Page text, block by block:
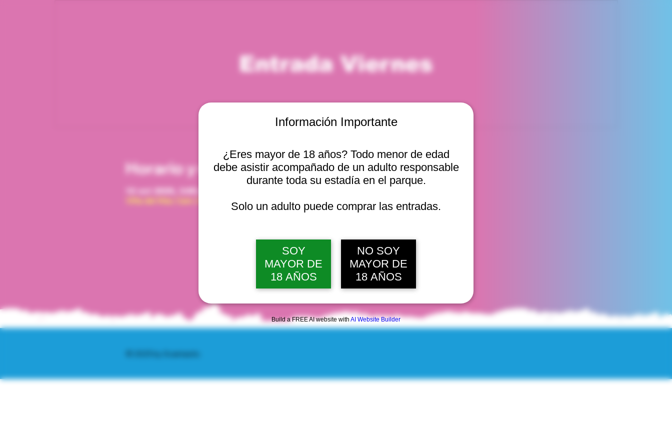
Información Importante
¿Eres mayor de 18 años? Todo menor de edad
debe asistir acompañado de un adulto responsable
durante toda su estadía en el parque.
Solo un adulto puede comprar las entradas.
SOY
MAYOR DE
18 AÑOS
NO SOY
MAYOR DE
18 AÑOS
Build a FREE AI website with AI Website Builder
Entrada Viernes
Horario y ubicación
Viña del Mar, Cam. Internacional 2440, 2541754 Viña del Mar, Valparaíso, Chile
© 2025 by Scantastic.